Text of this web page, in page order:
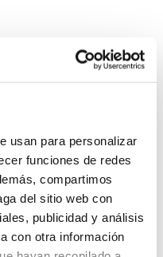
usan para personalizar
funciones de redes
compartimos
del sitio web con
publicidad y análisis
con otra información
LA
AL
PMS EN
PARCELA